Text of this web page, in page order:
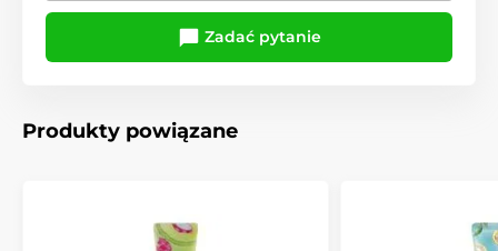
Zadać pytanie
Produkty powiązane